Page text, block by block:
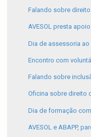
Falando sobre
AVESOL presta
Dia de assessoria
Encontro com
Falando sobre
Oficina sobre direito
Dia de formação
AVESOL e ABAPP,